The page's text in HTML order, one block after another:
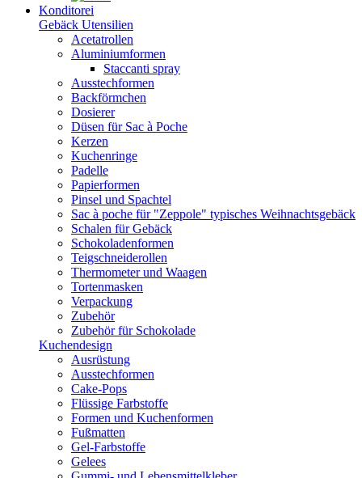
Konditorei
Gebäck Utensilien
Acetatrollen
Aluminiumformen
Staccanti spray
Ausstechformen
Backförmchen
Dosierer
Düsen für Sac à Poche
Kerzen
Kuchenringe
Padelle
Papierformen
Pinsel und Spachtel
Sac à poche für "Zeppole" typisches Weihnachtsgebäck
Schalen für Gebäck
Schokoladenformen
Teigschneiderollen
Thermometer und Waagen
Tortenmasken
Verpackung
Zubehör
Zubehör für Schokolade
Kuchendesign
Ausrüstung
Ausstechformen
Cake-Pops
Flüssige Farbstoffe
Formen und Kuchenformen
Fußmatten
Gel-Farbstoffe
Gelees